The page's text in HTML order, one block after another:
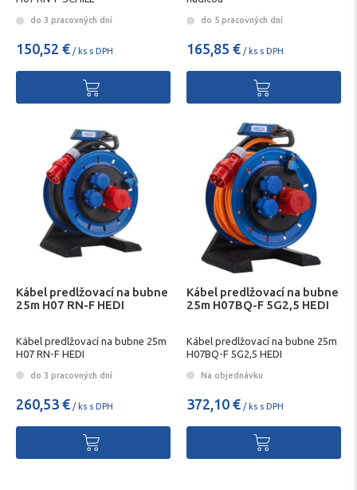
do 3 pracovných dní
150,52 € / ks s DPH
do 5 pracovných dní
165,85 € / ks s DPH
Kábel predlžovací na bubne
25m H07 RN-F HEDI
Kábel predlžovací na bubne 25m
H07 RN-F HEDI
do 3 pracovných dní
260,53 € / ks s DPH
Kábel predlžovací na bubne
25m H07BQ-F 5G2,5 HEDI
Kábel predlžovací na bubne 25m
H07BQ-F 5G2,5 HEDI
Na objednávku
372,10 € / ks s DPH